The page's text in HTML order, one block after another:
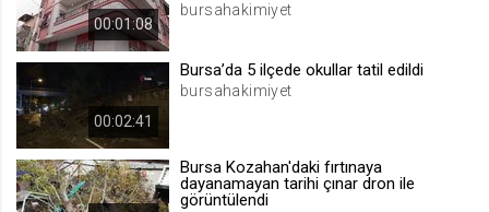
1 yıl
voteLike*
1 ay
00:01:08
bursahakimiyet
00:02:41
Bursa’da 5 ilçede okullar tatil edildi
bursahakimiyet
Bursa Kozahan'daki fırtınaya
dayanamayan tarihi çınar dron ile
görüntülendi